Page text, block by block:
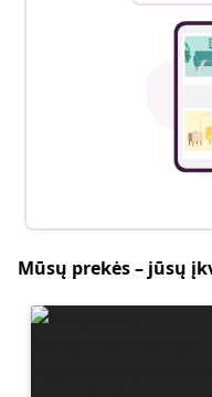
Mūsų prekės – jūsų